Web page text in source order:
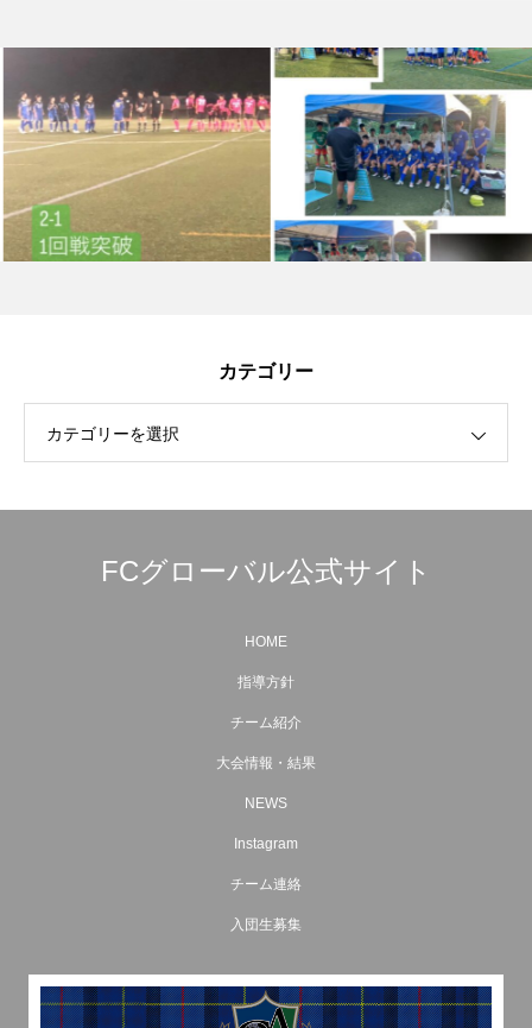
カテゴリー
カテゴリーを選択
FCグローバル公式サイト
HOME
指導方針
チーム紹介
大会情報・結果
NEWS
Instagram
チーム連絡
入団生募集